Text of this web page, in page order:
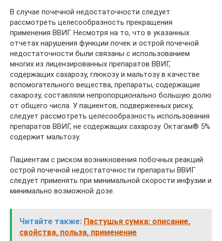
В случае почечной недостаточности следует
рассмотреть целесообразность прекращения
применения ВВИГ. Несмотря на то, что в указанных
отчетах нарушения функции почек и острой почечной
недостаточности были связаны с использованием
многих из лицензированных препаратов ВВИГ,
содержащих сахарозу, глюкозу и мальтозу в качестве
вспомогательного вещества, препараты, содержащие
сахарозу, составляли непропорционально большую долю
от общего числа. У пациентов, подверженных риску,
следует рассмотреть целесообразность использования
препаратов ВВИГ, не содержащих сахарозу. Октагам® 5%
содержит мальтозу.
Пациентам с риском возникновения побочных реакций
острой почечной недостаточности препараты ВВИГ
следует применять при минимальной скорости инфузии и
минимально возможной дозе.
Читайте также: Пастушья сумка: описание,
свойства, польза, применение